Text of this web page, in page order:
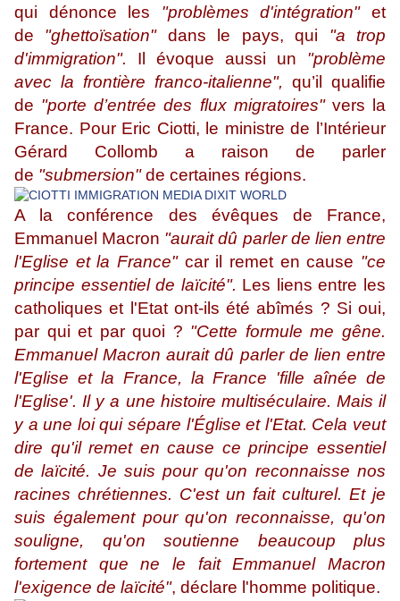
qui dénonce les "problèmes d'intégration"et
de "ghettoïsation"dans le pays, qui "a trop
d'immigration". Il évoque aussi un "problème
avec la frontière franco-italienne", qu’il qualifie
de "porte d’entrée des flux migratoires"vers la
France. Pour Eric Ciotti, le ministre de l’Intérieur
Gérard Collomb a raison de parler
de "submersion"de certaines régions.
A la conférence des évêques de France,
Emmanuel Macron "aurait dû parler de lien entre
l'Eglise et la France"car il remet en cause "ce
principe essentiel de laïcité". Les liens entre les
catholiques et l'Etat ont-ils été abîmés ? Si oui,
par qui et par quoi ? "Cette formule me gêne.
Emmanuel Macron aurait dû parler de lien entre
l'Eglise et la France, la France 'fille aînée de
l'Eglise'. Il y a une histoire multiséculaire. Mais il
y a une loi qui sépare l'Église et l'Etat. Cela veut
dire qu'il remet en cause ce principe essentiel
de laïcité. Je suis pour qu'on reconnaisse nos
racines chrétiennes. C'est un fait culturel. Et je
suis également pour qu'on reconnaisse, qu'on
souligne, qu'on soutienne beaucoup plus
fortement que ne le fait Emmanuel Macron
l'exigence de laïcité", déclare l'homme politique.